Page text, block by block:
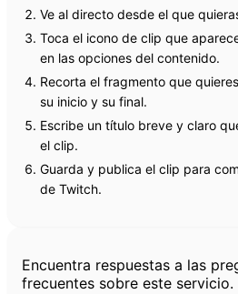
Ve al directo desde el que
Toca el icono de clip que
en las opciones del contenido.
Recorta el fragmento que
su inicio y su final.
Escribe un título breve y claro
el clip.
Guarda y publica el clip para
de Twitch.
Preguntas frecuentes
Encuentra respuestas a las
frecuentes sobre este servicio.